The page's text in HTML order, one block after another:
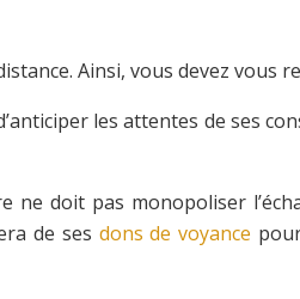
Ainsi, vous devez vous
les attentes de ses
ne doit pas monopoliser
de ses dons de voyance